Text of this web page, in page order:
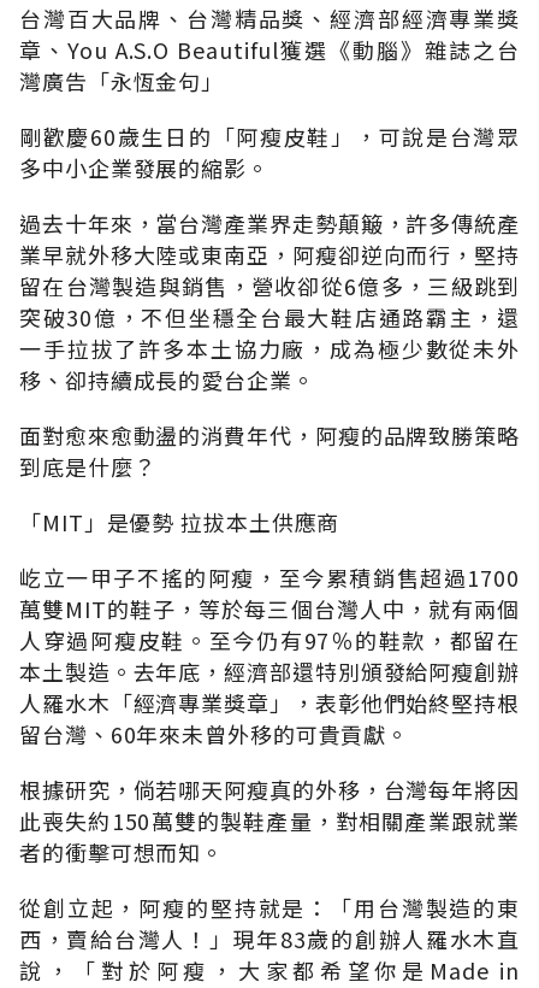
台灣百大品牌、台灣精品獎、經濟部經濟專業獎
章、You A.S.O Beautiful獲選《動腦》雜誌之台
灣廣告「永恆金句」
剛歡慶60歲生日的「阿瘦皮鞋」，可說是台灣眾
多中小企業發展的縮影。
過去十年來，當台灣產業界走勢顛簸，許多傳統產
業早就外移大陸或東南亞，阿瘦卻逆向而行，堅持
留在台灣製造與銷售，營收卻從6億多，三級跳到
突破30億，不但坐穩全台最大鞋店通路霸主，還
一手拉拔了許多本土協力廠，成為極少數從未外
移、卻持續成長的愛台企業。
面對愈來愈動盪的消費年代，阿瘦的品牌致勝策略
到底是什麼？
「MIT」是優勢 拉拔本土供應商
屹立一甲子不搖的阿瘦，至今累積銷售超過1700
萬雙MIT的鞋子，等於每三個台灣人中，就有兩個
人穿過阿瘦皮鞋。至今仍有97％的鞋款，都留在
本土製造。去年底，經濟部還特別頒發給阿瘦創辦
人羅水木「經濟專業獎章」，表彰他們始終堅持根
留台灣、60年來未曾外移的可貴貢獻。
根據研究，倘若哪天阿瘦真的外移，台灣每年將因
此喪失約150萬雙的製鞋產量，對相關產業跟就業
者的衝擊可想而知。
從創立起，阿瘦的堅持就是：「用台灣製造的東
西，賣給台灣人！」現年83歲的創辦人羅水木直
說，「對於阿瘦，大家都希望你是Made in